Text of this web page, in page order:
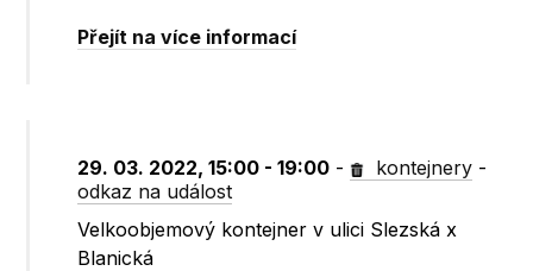
Přejít na více informací
29. 03. 2022, 15:00 - 19:00 - kontejnery -
odkaz na událost
Velkoobjemový kontejner v ulici Slezská x
Blanická